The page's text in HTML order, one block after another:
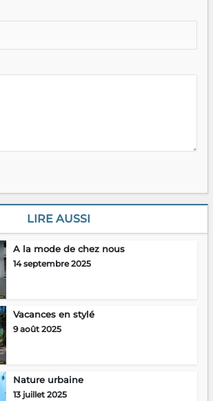
LIRE AUSSI
A la mode de chez nous
14 septembre 2025
Vacances en stylé
9 août 2025
Nature urbaine
13 juillet 2025